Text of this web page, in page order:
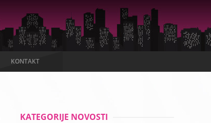
KONTAKT
KATEGORIJE NOVOSTI